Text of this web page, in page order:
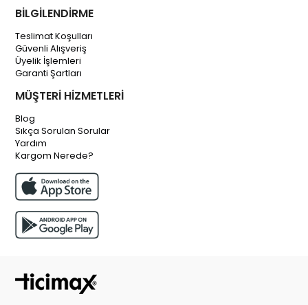
BİLGİLENDİRME
Teslimat Koşulları
Güvenli Alışveriş
Üyelik İşlemleri
Garanti Şartları
MÜŞTERİ HİZMETLERİ
Blog
Sıkça Sorulan Sorular
Yardım
Kargom Nerede?